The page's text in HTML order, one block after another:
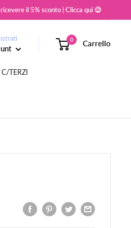
il 5% sconto | Clicca qui 😉
0 Carrello
TERZI